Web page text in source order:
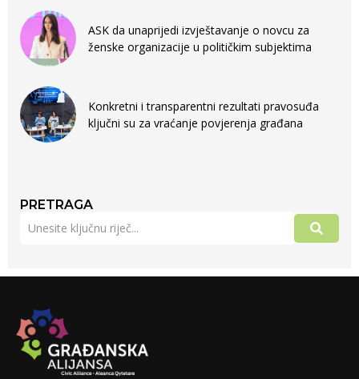
ASK da unaprijedi izvještavanje o novcu za
ženske organizacije u političkim subjektima
Konkretni i transparentni rezultati pravosuđa
ključni su za vraćanje povjerenja građana
PRETRAGA